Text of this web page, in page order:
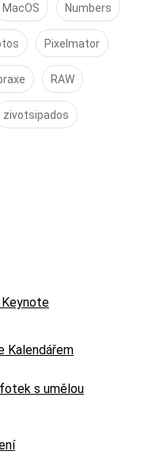
MacOS Numbers
Pixelmator
RAW
zivotsipados
Keynote
Kalendářem
s umělou